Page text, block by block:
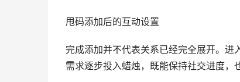
甩码添加后的互动设置
完成添加并不代表关系已经完全展开。
需求逐步投入蜡烛，既能保持社交进度，